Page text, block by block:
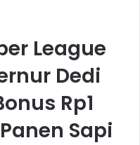
League
Dedi
Rp1
Sapi